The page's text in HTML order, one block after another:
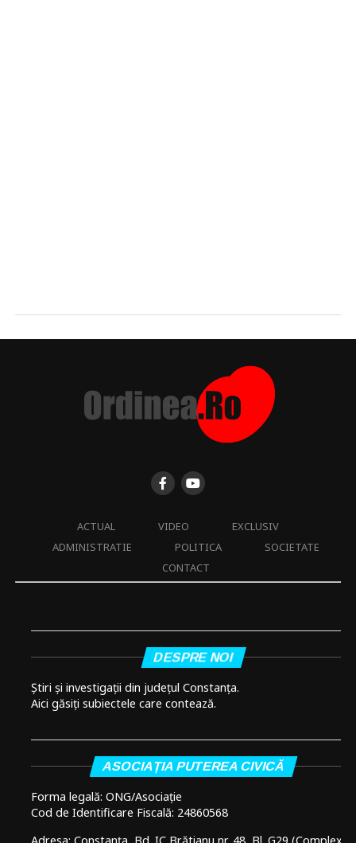
ACTUAL VIDEO
EXCLUSIV
ADMINISTRATIE
POLITICA
SOCIETATE
CONTACT
DESPRE NOI
Știri și investigații din județul Constanța.
Aici găsiți subiectele care contează.
ASOCIAȚIA PUTEREA CIVICĂ
Forma legală: ONG/Asociație
Cod de Identificare Fiscală: 24860568